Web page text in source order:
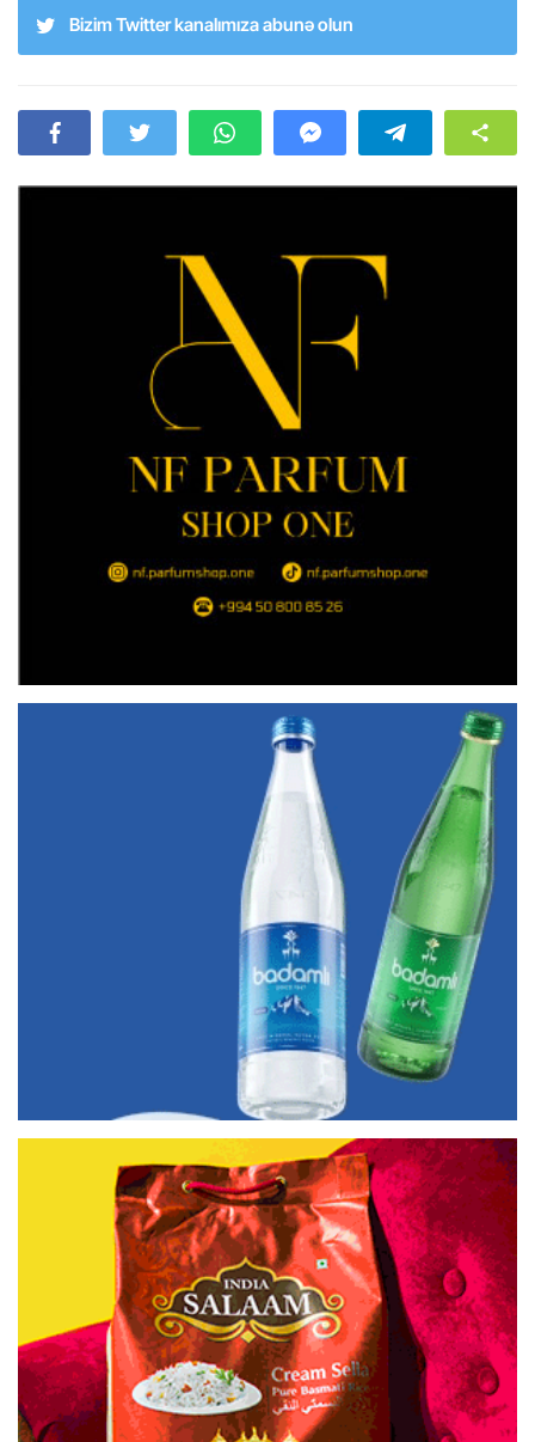
Bizim Twitter kanalımıza abunə olun